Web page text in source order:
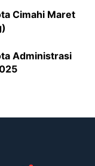
Cimahi Maret
Administrasi